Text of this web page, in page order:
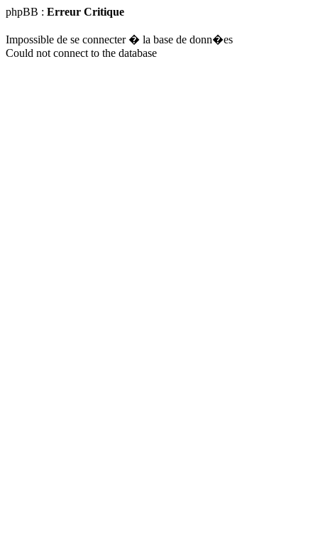
phpBB : Erreur Critique
Impossible de se connecter � la base de donn�es
Could not connect to the database